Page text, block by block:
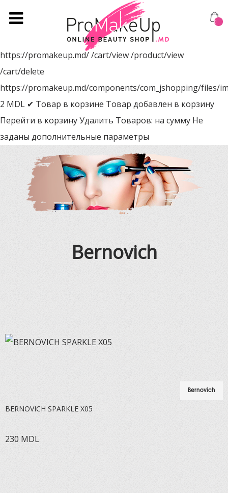
0
https://promakeup.md//cart/view/product/view
/cart/delete
https://promakeup.md/components/com_jshopping/files/
2 MDL ✔ Товар в корзине Товар добавлен в корзину
Перейти в корзинуУдалить Товаров: на сумму Не
заданы дополнительные параметры
Bernovich
Bernovich
BERNOVICH SPARKLE X05
230 MDL